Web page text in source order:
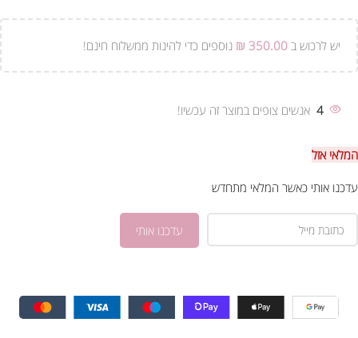
יש לרכוש ב ₪ 350.00 נוספים כדי להינות ממשלוח חינם!
4 אנשים צופים במוצר זה עכשיו!
המלאי אזל
עדכנו אותי כאשר המלאי מתחדש